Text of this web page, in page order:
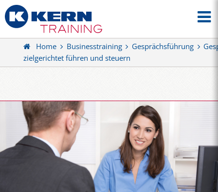
Home Businesstraining Gesprächsführung
zielgerichtet führen und steuern